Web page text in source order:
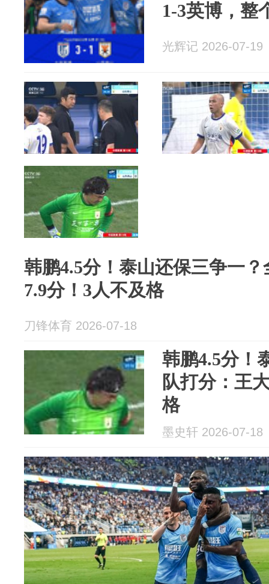
1-3英博，整
光辉记 2026-07-19
韩鹏4.5分！泰山还保三争一
7.9分！3人不及格
刀锋体育 2026-07-18
韩鹏4.5分！
队打分：王
格
墨史轩 2026-07-18